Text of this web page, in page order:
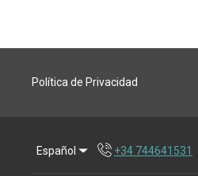
Política de Privacidad
Español
+34 744641531